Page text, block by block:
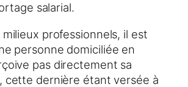
salarial.
professionnels, il est
personne domiciliée en
pas directement sa
cette dernière étant versée à